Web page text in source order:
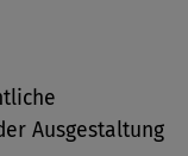
Ausgestaltung